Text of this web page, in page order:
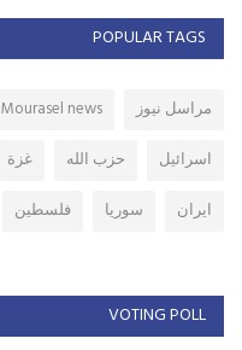
POPULAR TAGS
مراسل نيوز Mourasel news
اسرائيل
حزب الله غزة
ايران
سوريا فلسطين
VOTING POLL